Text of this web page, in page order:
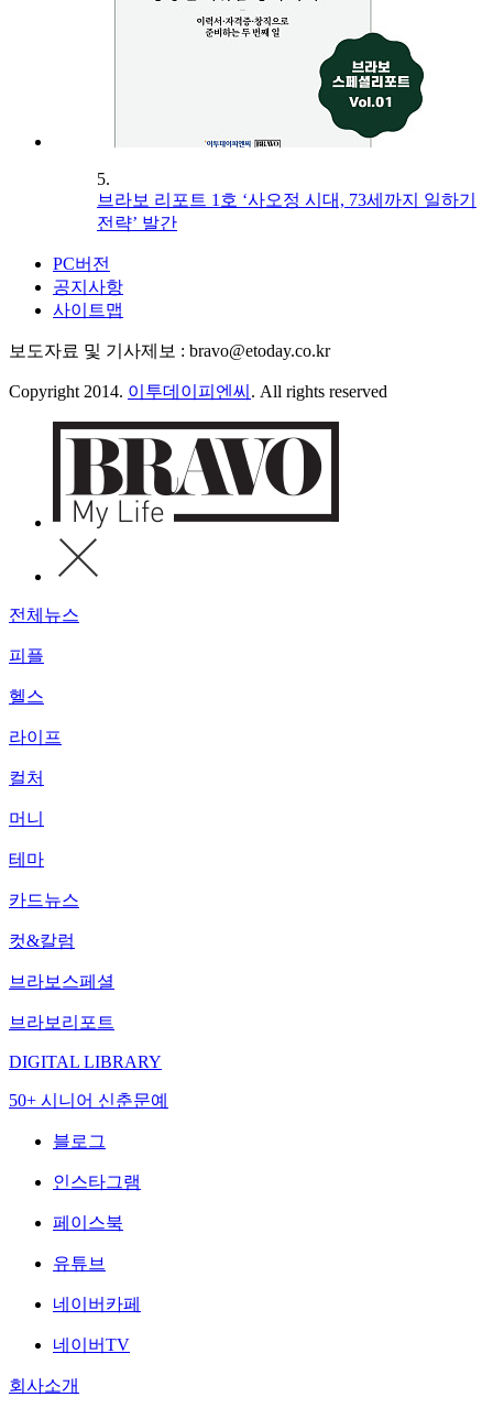
5.
브라보 리포트 1호 ‘사오정 시대, 73세까지 일하기
전략’ 발간
PC버전
공지사항
사이트맵
보도자료 및 기사제보 : bravo@etoday.co.kr
Copyright 2014. 이투데이피엔씨 . All rights reserved
전체뉴스
피플
헬스
라이프
컬처
머니
테마
카드뉴스
컷&칼럼
브라보스페셜
브라보리포트
DIGITAL LIBRARY
50+ 시니어 신춘문예
블로그
인스타그램
페이스북
유튜브
네이버카페
네이버TV
회사소개